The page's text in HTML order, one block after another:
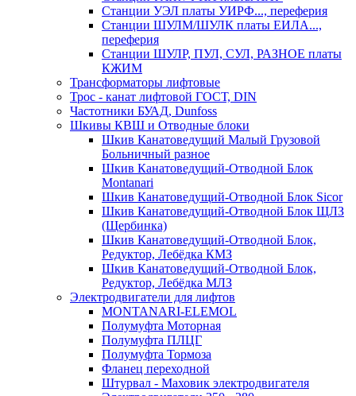
Станции УЭЛ платы УИРФ..., переферия
Станции ШУЛМ/ШУЛК платы ЕИЛА...,
переферия
Станции ШУЛР, ПУЛ, СУЛ, РАЗНОЕ платы
КЖИМ
Трансформаторы лифтовые
Трос - канат лифтовой ГОСТ, DIN
Частотники БУАД, Dunfoss
Шкивы КВШ и Отводные блоки
Шкив Канатоведущий Малый Грузовой
Больничный разное
Шкив Канатоведущий-Отводной Блок
Montanari
Шкив Канатоведущий-Отводной Блок Sicor
Шкив Канатоведущий-Отводной Блок ЩЛЗ
(Щербинка)
Шкив Канатоведущий-Отводной Блок,
Редуктор, Лебёдка КМЗ
Шкив Канатоведущий-Отводной Блок,
Редуктор, Лебёдка МЛЗ
Электродвигатели для лифтов
MONTANARI-ELEMOL
Полумуфта Моторная
Полумуфта ПЛЦГ
Полумуфта Тормоза
Фланец переходной
Штурвал - Маховик электродвигателя